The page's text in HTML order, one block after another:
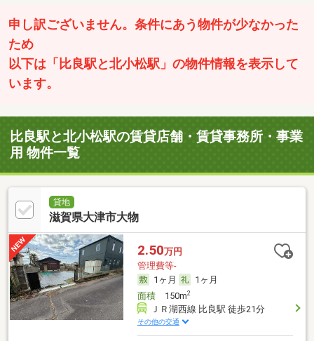
申し訳ございません。条件にあう物件が少なかった
ため
以下は「比良駅と北小松駅」の物件情報を表示して
います。
比良駅と北小松駅の賃貸店舗・賃貸事務所・事業
用 物件一覧
貸地
滋賀県大津市大物
2.50万円
管理費等-
1ヶ月
1ヶ月
面積150m2
ＪＲ湖西線 比良駅 徒歩21分
その他の交通